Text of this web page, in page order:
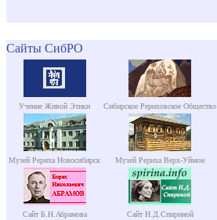
Сайты СибРО
Учение Живой Этики Сибирское Рериховское Общество
Музей Рериха Новосибирск Музей Рериха Верх-Уймон
Сайт Б.Н.Абрамова Сайт Н.Д.Спириной